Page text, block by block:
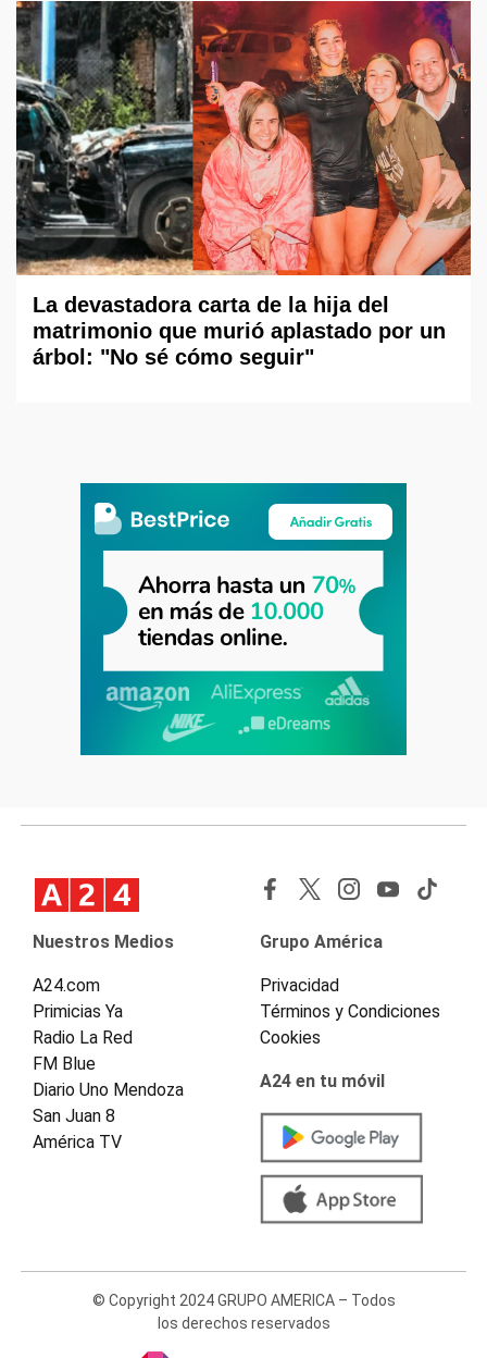
La devastadora carta de la hija del
matrimonio que murió aplastado por un
árbol: "No sé cómo seguir"
Nuestros Medios
A24.com
Primicias Ya
Radio La Red
FM Blue
Diario Uno Mendoza
San Juan 8
América TV
Grupo América
Privacidad
Términos y Condiciones
Cookies
A24 en tu móvil
© Copyright 2024 GRUPO AMERICA – Todos
los derechos reservados